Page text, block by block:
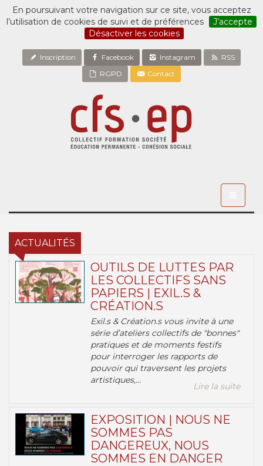
En poursuivant votre navigation sur ce site, vous acceptez
l’utilisation de cookies de suivi et de préférences
J’accepte
Désactiver les cookies
Inscription Facebook Instagram
RSS
RGPD
Contact
ACTUALITÉS
OUTILS DE LUTTES PAR
LES COLLECTIFS SANS
PAPIERS | EXIL.S &
CRÉATION.S
Exil.s & Création.s vous invite à une
série d’ateliers collectifs de "bonnes"
pratiques et de moments festifs
pour interroger les rapports de
pouvoir qui traversent les projets
artistiques,...
Lire la suite
EXPOSITION | NOUS NE
SOMMES PAS
DANGEREUX, NOUS
SOMMES EN DANGER